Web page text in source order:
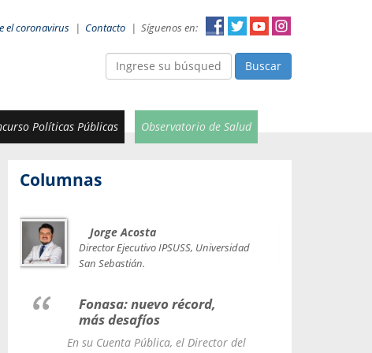
el coronavirus | Contacto | Síguenos en:
Buscar
Políticas Públicas Observatorio de Salud
Columnas
Jorge Acosta
Director Ejecutivo IPSUSS, Universidad
San Sebastián.
Fonasa: nuevo récord,
más desafíos
En su Cuenta Pública, el Director del